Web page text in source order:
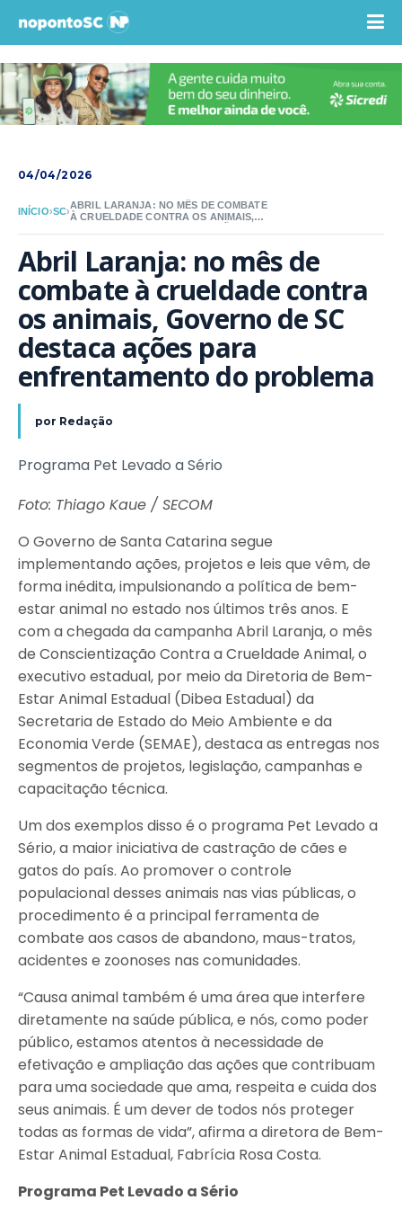
04/04/2026
INÍCIO›SC›
ABRIL LARANJA: NO MÊS DE COMBATE
À CRUELDADE CONTRA OS ANIMAIS,
PROBLEMA
Abril Laranja: no mês de
combate à crueldade contra
os animais, Governo de SC
destaca ações para
enfrentamento do problema
por Redação
Programa Pet Levado a Sério
Foto: Thiago Kaue / SECOM
O Governo de Santa Catarina segue
implementando ações, projetos e leis que vêm, de
forma inédita, impulsionando a política de bem-
estar animal no estado nos últimos três anos. E
com a chegada da campanha Abril Laranja, o mês
de Conscientização Contra a Crueldade Animal, o
executivo estadual, por meio da Diretoria de Bem-
Estar Animal Estadual (Dibea Estadual) da
Secretaria de Estado do Meio Ambiente e da
Economia Verde (SEMAE), destaca as entregas nos
segmentos de projetos, legislação, campanhas e
capacitação técnica.
Um dos exemplos disso é o programa Pet Levado a
Sério, a maior iniciativa de castração de cães e
gatos do país. Ao promover o controle
populacional desses animais nas vias públicas, o
procedimento é a principal ferramenta de
combate aos casos de abandono, maus-tratos,
acidentes e zoonoses nas comunidades.
“Causa animal também é uma área que interfere
diretamente na saúde pública, e nós, como poder
público, estamos atentos à necessidade de
efetivação e ampliação das ações que contribuam
para uma sociedade que ama, respeita e cuida dos
seus animais. É um dever de todos nós proteger
todas as formas de vida”, afirma a diretora de Bem-
Estar Animal Estadual, Fabrícia Rosa Costa.
Programa Pet Levado a Sério